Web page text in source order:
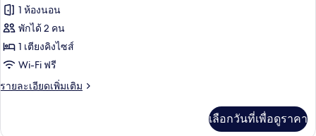
ห้อง
นอน
(King
&
Twin)
ของ
Chao
Phraya
room
1 ห้องนอน
พักได้ 2 คน
1 เตียงคิงไซส์
Wi-Fi ฟรี
รายละเอียดเพิ่มเติม
ราย
เลือกวันที่เพื่อดูราคา